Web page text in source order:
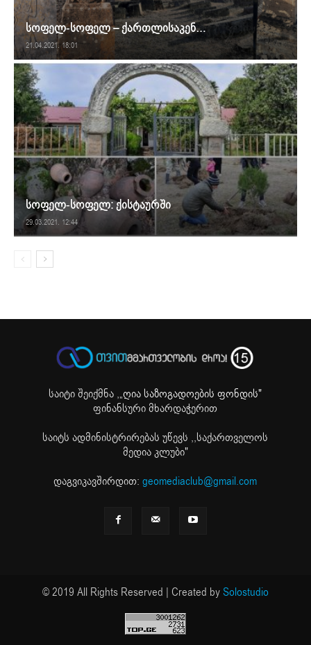
სოფელ-სოფელ – ქართლისაკენ…
21.04.2021. 18:01
სოფელ-სოფელ: ქისტაურში
29.03.2021. 12:44
საიტი შეიქმნა ,„ღია საზოგადოების ფონდის"
ფინანსური მხარდაჭერით
საიტს ადმინისტრირებას უწევს ,,საქართველოს
მედია კლუბი"
დაგვიკავშირდით:geomediaclub@gmail.com
© 2019 All Rights Reserved | Created bySolostudio